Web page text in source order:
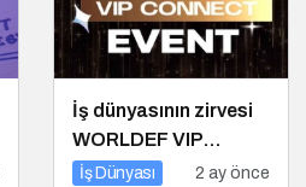
İş dünyasının zirvesi
WORLDEF VIP
Connect’te buluştu
İş Dünyası 2 ay önce